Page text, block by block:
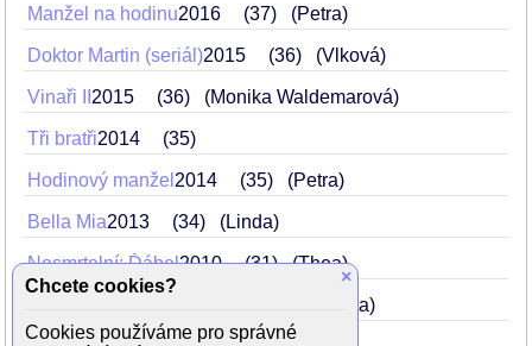
Manžel na hodinu2016 37 (Petra)
Doktor Martin (seriál)2015 36 (Vlková)
Vinaři II 2015 36 (Monika Waldemarová)
Tři bratři2014 35
Hodinový manžel 2014 35 (Petra)
Bella Mia2013 34 (Linda)
Nesmrtelní: Ďábel2010 31 (Thea)
(Iveta)
×
Chcete cookies?
Cookies používáme pro správné